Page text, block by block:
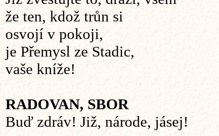
že ten, kdož trůn si
osvojí v pokoji,
je Přemysl ze Stadic,
vaše kníže!
RADOVAN, SBOR
Buď zdráv! Již, národe, jásej!